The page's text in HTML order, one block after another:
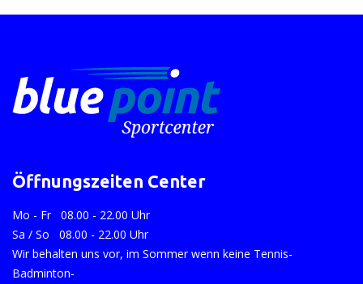
Öffnungszeiten Center
Mo - Fr 08.00 - 22.00 Uhr
Sa / So 08.00 - 22.00 Uhr
Wir behalten uns vor, im Sommer wenn keine Tennis-
Badminton-